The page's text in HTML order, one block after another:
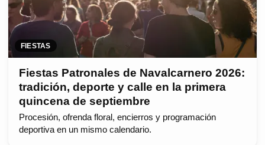
FIESTAS
Fiestas Patronales de Navalcarnero 2026:
tradición, deporte y calle en la primera
quincena de septiembre
Procesión, ofrenda floral, encierros y programación
deportiva en un mismo calendario.